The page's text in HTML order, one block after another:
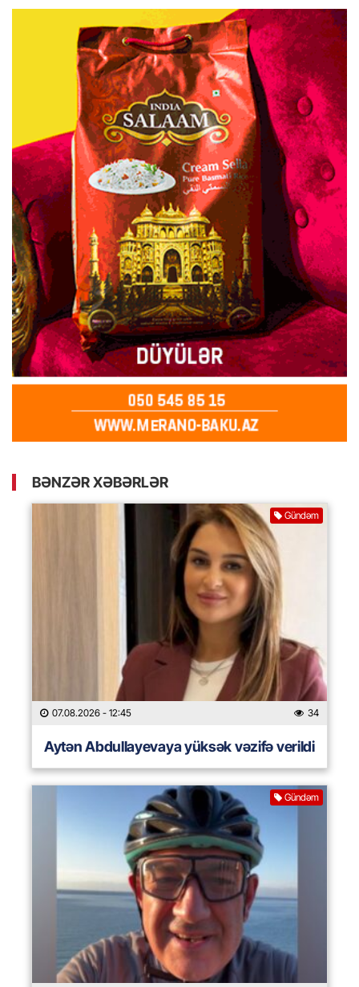
BƏNZƏR XƏBƏRLƏR
Gündəm
07.08.2026 - 12:45 34
Aytən Abdullayevaya yüksək vəzifə verildi
Gündəm